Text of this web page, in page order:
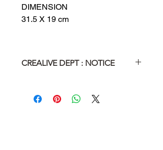
DIMENSION
31.5 X 19 cm
CREALIVE DEPT : NOTICE
dimension might be different
because of the thermal expansion